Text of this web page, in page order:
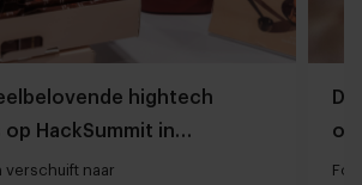
hightech
HackSummit in
verschuift naar